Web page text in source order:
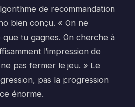
de recommandation
bien conçu. « On ne
tu gagnes. On cherche à
l’impression de
pas fermer le jeu. » Le
pas la progression
énorme.